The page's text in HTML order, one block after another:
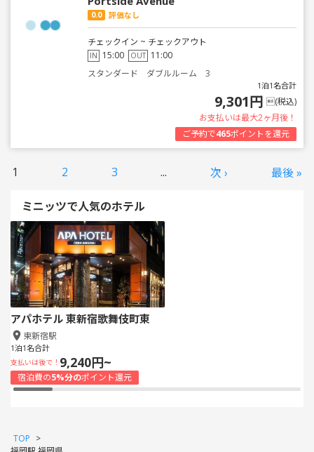
0.0 評価なし
チェックイン ~ チェックアウト
IN 15:00 OUT 11:00
スタンダード ダブルルーム 3
1泊1名合計
9,301円 (税込)
お支払いは最大2ヶ月後！
ご予約で465ポイントを還元
1 2 3 ... 次 › 最後 »
ミニッツで人気のホテル
アパホテル 東新宿歌舞伎町東
東新宿駅
1泊1名合計
支払いは後で！ 9,240円~
宿泊費の5%分のポイント還元
TOP >